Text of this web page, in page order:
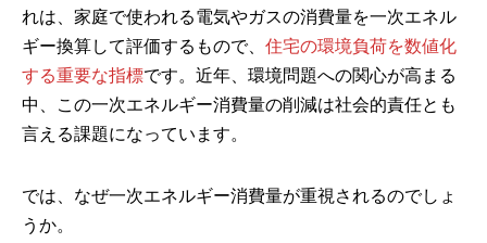
れは、家庭で使われる電気やガスの消費量を一次エネル
ギー換算して評価するもので、 住宅の環境負荷を数値化
する重要な指標です。近年、環境問題への関心が高まる
中、この一次エネルギー消費量の削減は社会的責任とも
言える課題になっています。
では、なぜ一次エネルギー消費量が重視されるのでしょ
うか。